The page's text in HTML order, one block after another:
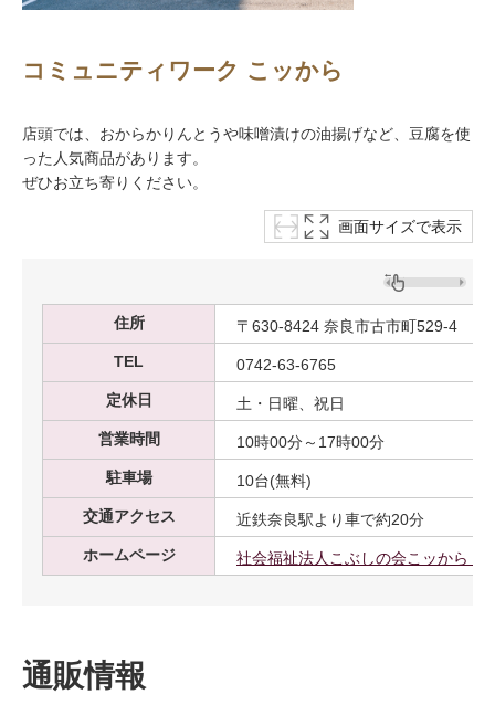
コミュニティワーク こッから
店頭では、おからかりんとうや味噌漬けの油揚げなど、豆腐を使
った人気商品があります。
ぜひお立ち寄りください。
画面サイズで表示
住所
〒630-8424 奈良市古市町529-4
TEL
0742-63-6765
定休日
土・日曜、祝日
営業時間
10時00分～17時00分
駐車場
10台(無料)
交通アクセス
近鉄奈良駅より車で約20分
ホームページ
社会福祉法人こぶしの会こッから
通販情報